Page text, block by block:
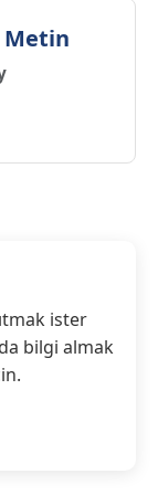
Metin
ister
bilgi almak